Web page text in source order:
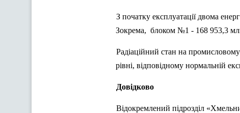
З початку експлуатації двома
Зокрема, блоком №1 - 168 953,3
Радіаційний стан на
рівні, відповідному нормальній
Довідково
Відокремлений підрозділ